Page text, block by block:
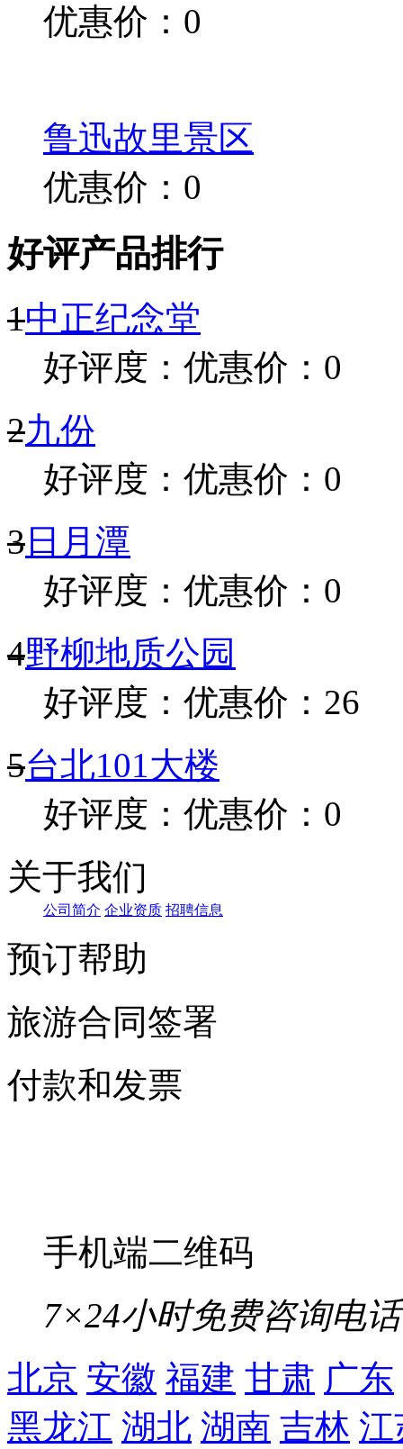
优惠价：0
鲁迅故里景区
优惠价：0
好评产品排行
1中正纪念堂
好评度： 优惠价：0
2九份
好评度： 优惠价：0
3 日月潭
好评度： 优惠价：0
4野柳地质公园
好评度： 优惠价：26
5台北101大楼
好评度： 优惠价：0
关于我们
公司简介 企业资质 招聘信息
预订帮助
旅游合同签署
付款和发票
手机端二维码
7×24小时免费咨询电话
北京 安徽 福建 甘肃 广东
黑龙江 湖北 湖南 吉林 江